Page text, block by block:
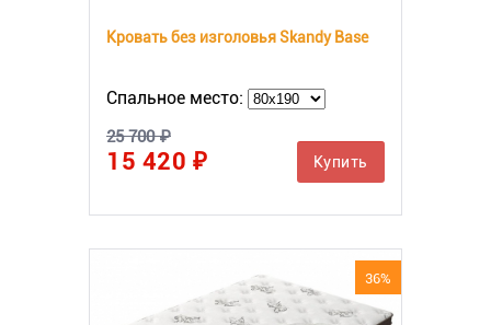
Кровать без изголовья Skandy Base
Спальное место:
25 700 ₽
15 420 ₽ Купить
36%